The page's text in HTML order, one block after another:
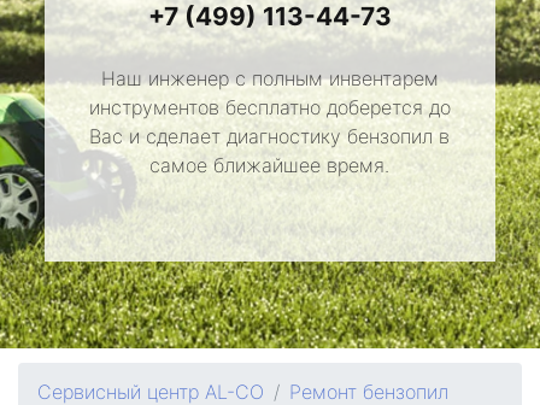
+7 (499) 113-44-73
Наш инженер с полным инвентарем
инструментов бесплатно доберется до
Вас и сделает диагностику бензопил в
самое ближайшее время.
Сервисный центр AL-CO
Ремонт бензопил